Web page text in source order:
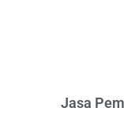
Jasa